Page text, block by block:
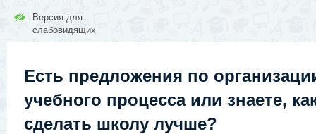
Версия для
слабовидящих
Есть предложения по
учебного процесса или знаете,
сделать школу лучше?